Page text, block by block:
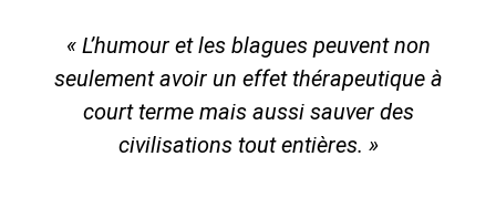
« L’humour et les blagues peuvent non
seulement avoir un effet thérapeutique à
court terme mais aussi sauver des
civilisations tout entières. »